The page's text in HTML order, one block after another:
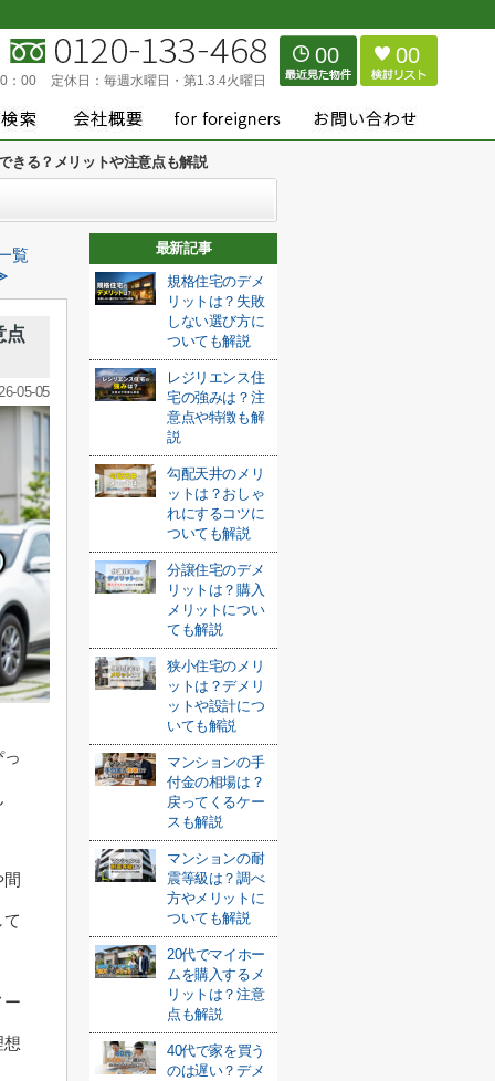
：00 定休日： 毎週水曜日・第1.3.4火曜日
00 00
きる？メリットや注意点も解説
覧
点
05-05
間
ー
想
最新記事
規格住宅のデメ
リットは？失敗
しない選び方に
ついても解説
レジリエンス住
宅の強みは？注
意点や特徴も解
説
勾配天井のメリ
ットは？おしゃ
れにするコツに
ついても解説
分譲住宅のデメ
リットは？購入
メリットについ
ても解説
狭小住宅のメリ
ットは？デメリ
ットや設計につ
いても解説
マンションの手
付金の相場は？
戻ってくるケー
スも解説
マンションの耐
震等級は？調べ
方やメリットに
ついても解説
20代でマイホー
ムを購入するメ
リットは？注意
点も解説
40代で家を買う
のは遅い？デメ